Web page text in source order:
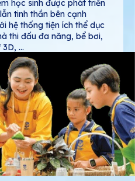
học sinh được phát triển
tinh thần bên cạnh
hệ thống tiện ích thể dục
thi đấu đa năng, bể bơi,
...